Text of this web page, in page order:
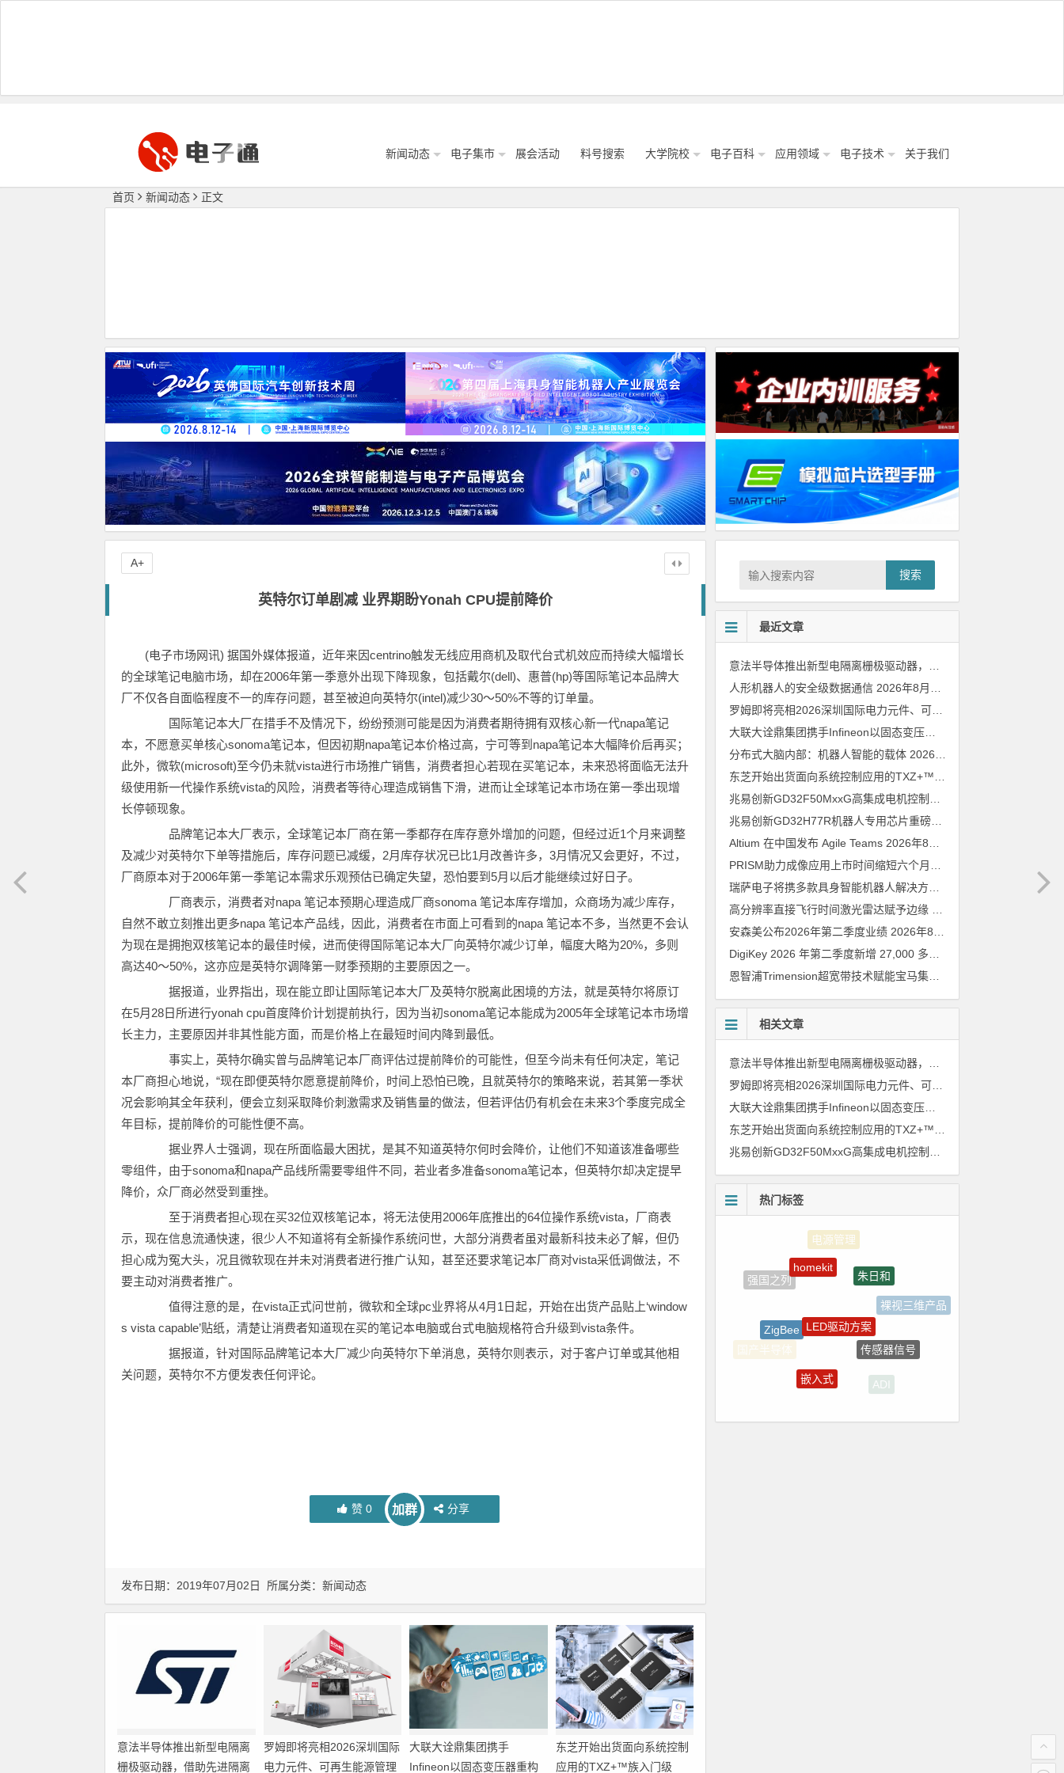
新闻动态 电子集市 展会活动 料号搜索 大学院校 电子百科 应用领域 电子技术 关于我们
首页 新闻动态 正文
英特尔订单剧减 业界期盼Yonah CPU提前降价
(电子市场网讯) 据国外媒体报道，近年来因centrino触发无线应用商机及取代台式机效应而持续大幅增长
的全球笔记电脑市场，却在2006年第一季意外出现下降现象，包括戴尔(dell)、惠普(hp)等国际笔记本品牌大
厂不仅各自面临程度不一的库存问题，甚至被迫向英特尔(intel)减少30～50%不等的订单量。
国际笔记本大厂在措手不及情况下，纷纷预测可能是因为消费者期待拥有双核心新一代napa笔记
本，不愿意买单核心sonoma笔记本，但因初期napa笔记本价格过高，宁可等到napa笔记本大幅降价后再买；
此外，微软(microsoft)至今仍未就vista进行市场推广销售，消费者担心若现在买笔记本，未来恐将面临无法升
级使用新一代操作系统vista的风险，消费者等待心理造成销售下滑，进而让全球笔记本市场在第一季出现增
长停顿现象。
品牌笔记本大厂表示，全球笔记本厂商在第一季都存在库存意外增加的问题，但经过近1个月来调整
及减少对英特尔下单等措施后，库存问题已减缓，2月库存状况已比1月改善许多，3月情况又会更好，不过，
厂商原本对于2006年第一季笔记本需求乐观预估已确定失望，恐怕要到5月以后才能继续过好日子。
厂商表示，消费者对napa 笔记本预期心理造成厂商sonoma 笔记本库存增加，众商场为减少库存，
自然不敢立刻推出更多napa 笔记本产品线，因此，消费者在市面上可看到的napa 笔记本不多，当然更不会认
为现在是拥抱双核笔记本的最佳时候，进而使得国际笔记本大厂向英特尔减少订单，幅度大略为20%，多则
高达40～50%，这亦应是英特尔调降第一财季预期的主要原因之一。
据报道，业界指出，现在能立即让国际笔记本大厂及英特尔脱离此困境的方法，就是英特尔将原订
在5月28日所进行yonah cpu首度降价计划提前执行，因为当初sonoma笔记本能成为2005年全球笔记本市场增
长主力，主要原因并非其性能方面，而是价格上在最短时间内降到最低。
事实上，英特尔确实曾与品牌笔记本厂商评估过提前降价的可能性，但至今尚未有任何决定，笔记
本厂商担心地说，“现在即便英特尔愿意提前降价，时间上恐怕已晚，且就英特尔的策略来说，若其第一季状
况会影响其全年获利，便会立刻采取降价刺激需求及销售量的做法，但若评估仍有机会在未来3个季度完成全
年目标，提前降价的可能性便不高。
据业界人士强调，现在所面临最大困扰，是其不知道英特尔何时会降价，让他们不知道该准备哪些
零组件，由于sonoma和napa产品线所需要零组件不同，若业者多准备sonoma笔记本，但英特尔却决定提早
降价，众厂商必然受到重挫。
至于消费者担心现在买32位双核笔记本，将无法使用2006年底推出的64位操作系统vista，厂商表
示，现在信息流通快速，很少人不知道将有全新操作系统问世，大部分消费者虽对最新科技未必了解，但仍
担心成为冤大头，况且微软现在并未对消费者进行推广认知，甚至还要求笔记本厂商对vista采低调做法，不
要主动对消费者推广。
值得注意的是，在vista正式问世前，微软和全球pc业界将从4月1日起，开始在出货产品贴上‘window
s vista capable’贴纸，清楚让消费者知道现在买的笔记本电脑或台式电脑规格符合升级到vista条件。
据报道，针对国际品牌笔记本大厂减少向英特尔下单消息，英特尔则表示，对于客户订单或其他相
关问题，英特尔不方便发表任何评论。
赞0 加群 分享
A+
发布日期：2019年07月02日 所属分类： 新闻动态
意法半导体推出新型电隔离
栅极驱动器，借助先进隔离
罗姆即将亮相2026深圳国际
电力元件、可再生能源管理
大联大诠鼎集团携手
Infineon以固态变压器重构
东芝开始出货面向系统控制
应用的TXZ+™族入门级
搜索
最近文章
人形机器人的安全级数据通信 2026年8月8日
罗姆即将亮相2026深圳国际电力元件、可再生能源管理展览会暨研讨会
大联大诠鼎集团携手Infineon以固态变压器重构配电效率新标杆
分布式大脑内部：机器人智能的载体 2026年8月6日
兆易创新GD32H77R机器人专用芯片重磅亮相，精准赋能伺服驱动与关节控制
Altium 在中国发布 Agile Teams 2026年8月6日
安森美公布2026年第二季度业绩 2026年8月6日
恩智浦Trimension超宽带技术赋能宝马集团Digital Key Plus及生命体存在检测功能
相关文章
罗姆即将亮相2026深圳国际电力元件、可再生能源管理展览会暨研讨会
大联大诠鼎集团携手Infineon以固态变压器重构配电效率新标杆
热门标签
强国之列
裸视三维产品
国产半导体
传感器信号
ADI